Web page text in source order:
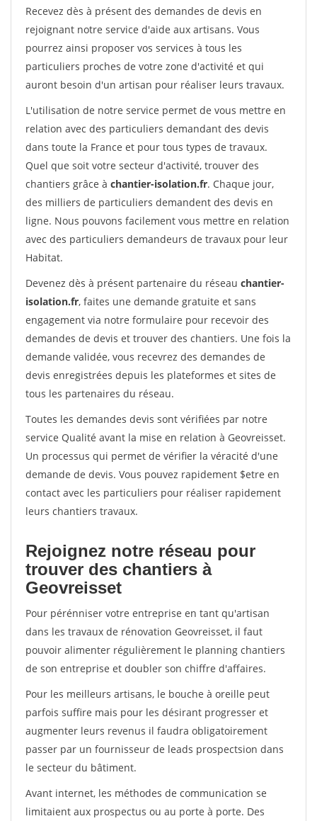
Recevez dès à présent des demandes de devis en
rejoignant notre service d'aide aux artisans. Vous
pourrez ainsi proposer vos services à tous les
particuliers proches de votre zone d'activité et qui
auront besoin d'un artisan pour réaliser leurs travaux.
L'utilisation de notre service permet de vous mettre en
relation avec des particuliers demandant des devis
dans toute la France et pour tous types de travaux.
Quel que soit votre secteur d'activité, trouver des
chantiers grâce à chantier-isolation.fr. Chaque jour,
des milliers de particuliers demandent des devis en
ligne. Nous pouvons facilement vous mettre en relation
avec des particuliers demandeurs de travaux pour leur
Habitat.
Devenez dès à présent partenaire du réseau chantier-
isolation.fr, faites une demande gratuite et sans
engagement via notre formulaire pour recevoir des
demandes de devis et trouver des chantiers. Une fois la
demande validée, vous recevrez des demandes de
devis enregistrées depuis les plateformes et sites de
tous les partenaires du réseau.
Toutes les demandes devis sont vérifiées par notre
service Qualité avant la mise en relation à Geovreisset.
Un processus qui permet de vérifier la véracité d'une
demande de devis. Vous pouvez rapidement $etre en
contact avec les particuliers pour réaliser rapidement
leurs chantiers travaux.
Rejoignez notre réseau pour
trouver des chantiers à
Geovreisset
Pour pérénniser votre entreprise en tant qu'artisan
dans les travaux de rénovation Geovreisset, il faut
pouvoir alimenter régulièrement le planning chantiers
de son entreprise et doubler son chiffre d'affaires.
Pour les meilleurs artisans, le bouche à oreille peut
parfois suffire mais pour les désirant progresser et
augmenter leurs revenus il faudra obligatoirement
passer par un fournisseur de leads prospectsion dans
le secteur du bâtiment.
Avant internet, les méthodes de communication se
limitaient aux prospectus ou au porte à porte. Des